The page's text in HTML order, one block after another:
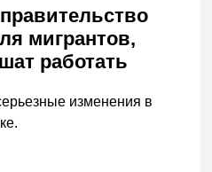
мигрантов,
работать
изменения в